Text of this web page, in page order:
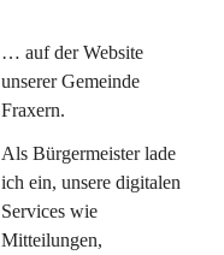
… auf der Website
unserer Gemeinde
Fraxern.
Als Bürgermeister lade
ich ein, unsere digitalen
Services wie
Mitteilungen,